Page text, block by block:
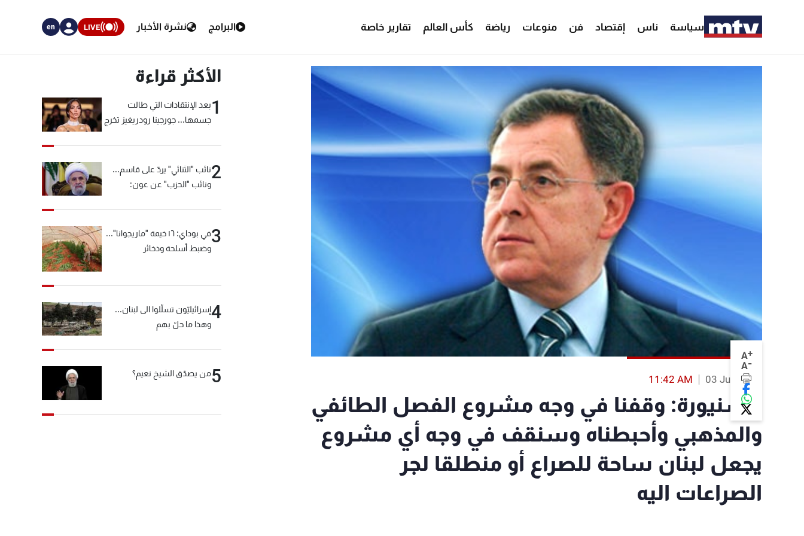
سياسة ناس إقتصاد فن منوعات رياضة كأس العالم تقارير خاصة البرامج نشرة الأخبار LIVE
en
A+
A-
03 Jun 2013
11:42 AM
السنيورة: وقفنا في وجه مشروع الفصل الطائفي
والمذهبي وأحبطناه وسنقف في وجه أي مشروع
يجعل لبنان ساحة للصراع أو منطلقا لجر
الصراعات اليه
الأكثر قراءة
1بعد الإنتقادات التي طالت
جسمها... جورجينا رودريغيز تخرج
2نائب "الثنائي" يردّ على قاسم...
ونائب "الحزب" عن عون:
3
في بوداي: ١٦ خيمة "ماريجوانا"...
وضبط أسلحة وذخائر
4إسرائيليّون تسلّلوا الى لبنان...
وهذا ما حلّ بهم
5من يصدّق الشيخ نعيم؟